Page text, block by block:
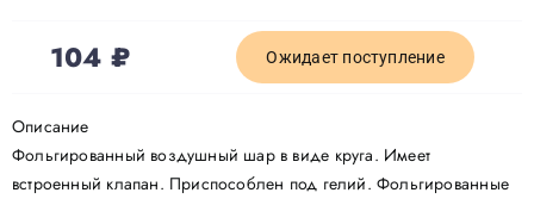
Политика конфиденциальности
104₽ Ожидает поступление
Описание
Фольгированный воздушный шар в виде круга. Имеет
встроенный клапан. Приспособлен под гелий. Фольгированные